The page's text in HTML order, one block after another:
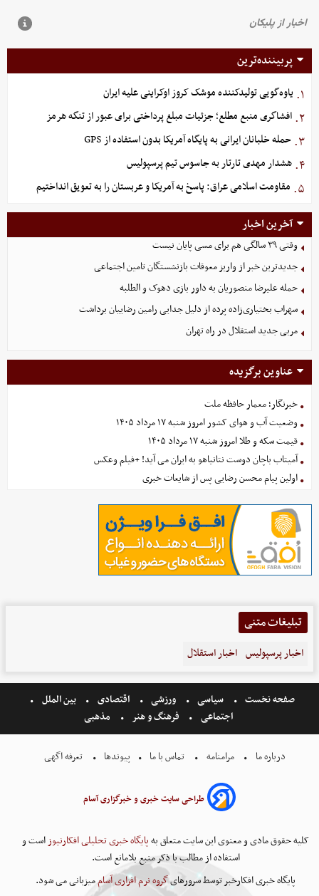
پربیننده‌ترین
۱. یاوه‌گویی تولیدکننده موشک کروز اوکراینی علیه ایران
۲. افشاگری منبع مطلع؛ جزئیات مبلغ پرداختی برای عبور از تنگه هرمز
۳. حمله خلبانان ایرانی به پایگاه آمریکا بدون استفاده از GPS
۴. هشدار مهدی تارتار به جاسوس تیم پرسپولیس
۵. مقاومت اسلامی عراق: پاسخ به آمریکا و عربستان را به تعویق انداختیم
آخرین اخبار
وقتی ۳۹ سالگی هم برای مسی پایان نیست
جدیدترین خبر از واریز معوقات بازنشستگان تامین اجتماعی
حمله علیرضا منصوریان به داور بازی دهوک و الطلبه
سهراب بختیاری‌زاده پرده از دلیل جدایی رامین رضاییان برداشت
مربی جدید استقلال در راه تهران
عناوین برگزیده
خبرنگار؛ معمار حافظه ملت
وضعیت آب و هوای کشور امروز شنبه ۱۷ مرداد ۱۴۰۵
قیمت سکه و طلا امروز شنبه ۱۷ مرداد ۱۴۰۵
آمیتاب باچان دوست نتانیاهو به ایران می آید! +فیلم وعکس
اولین پیام محسن رضایی پس از شایعات خبری
تبلیغات متنی
اخبار پرسپولیس اخبار استقلال
صفحه نخست سیاسی ورزشی اقتصادی
بین الملل
اجتماعی
فرهنگ و هنر مذهبی
درباره ما مرامنامه تماس با ما پیوندها تعرفه اگهی
طراحی سایت خبری و خبرگزاری آسام
کلیه حقوق مادی و معنوی این سایت متعلق بهپایگاه خبری تحلیلی افکارنیوزاست و
استفاده از مطالب با ذکر منبع بلامانع است.
پایگاه خبری افکارخبر توسط سرورهایگروه نرم افزاری آساممیزبانی می شود.